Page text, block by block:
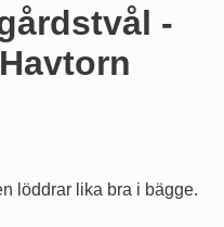
-
löddrar lika bra i bägge.